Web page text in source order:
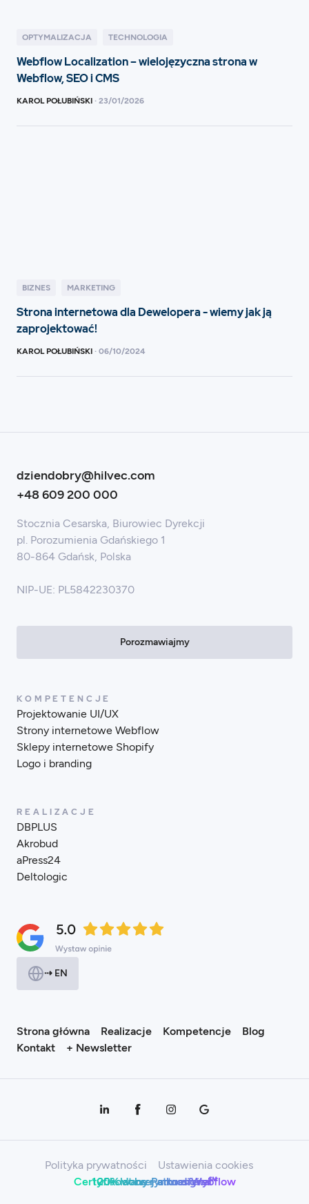
OPTYMALIZACJA TECHNOLOGIA
Webflow Localization – wielojęzyczna strona w
Webflow, SEO i CMS
KAROL POŁUBIŃSKI · 23/01/2026
BIZNES MARKETING
Strona internetowa dla Dewelopera - wiemy jak ją
zaprojektować!
KAROL POŁUBIŃSKI · 06/10/2024
dziendobry@hilvec.com
+48 609 200 000
Stocznia Cesarska, Biurowiec Dyrekcji
pl. Porozumienia Gdańskiego 1
80-864 Gdańsk, Polska
NIP-UE: PL5842230370
Porozmawiajmy
KOMPETENCJE
Projektowanie UI/UX
Strony internetowe Webflow
Sklepy internetowe Shopify
Logo i branding
REALIZACJE
DBPLUS
Akrobud
aPress24
Deltologic
⇢ EN
Strona główna Realizacje Kompetencje
Blog
Kontakt
+ Newsletter
Polityka prywatności
Ustawienia cookies
Certyfikowany Partner Webflow
100% dobrej atmosfery℠
20+ lat na rynku digital